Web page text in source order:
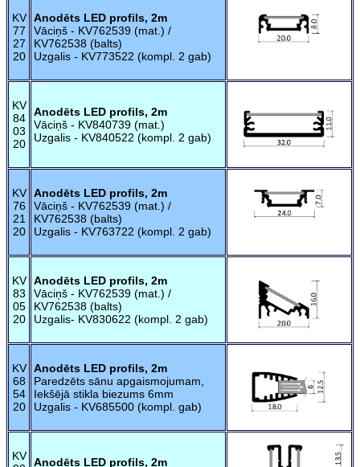
KV
77
27
20
Anodēts LED profils, 2m
Vāciņš - KV762539 (mat.) /
KV762538 (balts)
Uzgalis - KV773522 (kompl. 2 gab)
KV
84
03
20
Anodēts LED profils, 2m
Vāciņš - KV840739 (mat.)
Uzgalis - KV840522 (kompl. 2 gab)
KV
76
21
20
Anodēts LED profils, 2m
Vāciņš - KV762539 (mat.) /
KV762538 (balts)
Uzgalis - KV763722 (kompl. 2 gab)
KV
83
05
20
Anodēts LED profils, 2m
Vāciņš - KV762539 (mat.) /
KV762538 (balts)
Uzgalis- KV830622 (kompl. 2 gab)
KV
68
54
20
Anodēts LED profils, 2m
Paredzēts sānu apgaismojumam,
Iekšējā stikla biezums 6mm
Uzgalis - KV685500 (kompl. gab)
KV Anodēts LED profils, 2m